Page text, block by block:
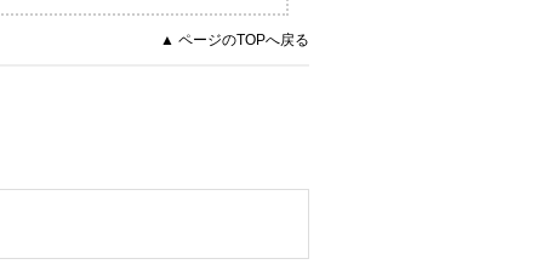
▲ ページのTOPへ戻る